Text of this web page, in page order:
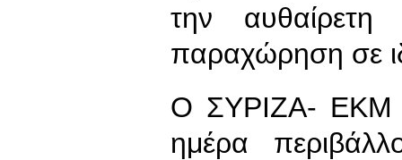
την
παραχώρηση σε
Ο ΣΥΡΙΖΑ- ΕΚΜ
ημέρα